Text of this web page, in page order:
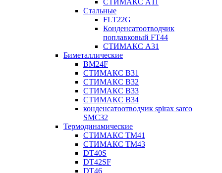
СТИМАКС А11
Стальные
FLT22G
Конденсатоотводчик
поплавковый FT44
СТИМАКС А31
Биметаллические
BM24F
СТИМАКС B31
СТИМАКС В32
СТИМАКС В33
СТИМАКС B34
конденсатоотводчик spirax sarco
SMC32
Термодинамические
СТИМАКС ТМ41
СТИМАКС ТМ43
DT40S
DT42SF
DT46